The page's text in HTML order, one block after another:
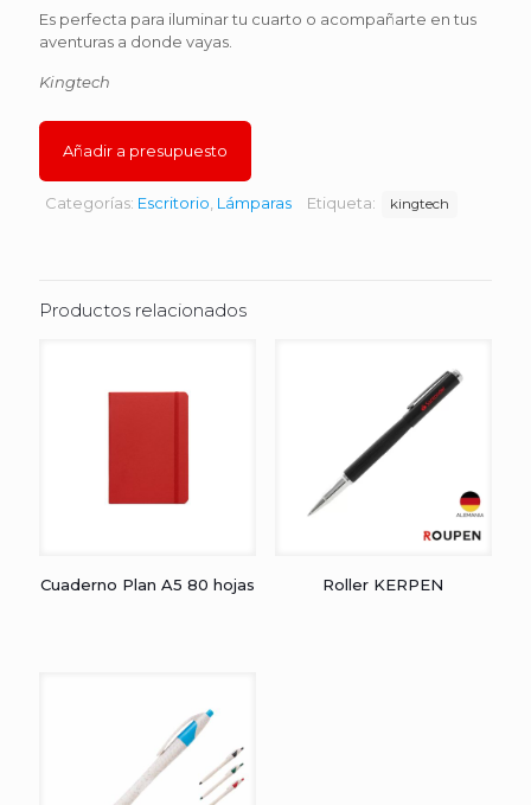
Es perfecta para iluminar tu cuarto o acompañarte en tus
aventuras a donde vayas.
Kingtech
Añadir a presupuesto
Categorías: Escritorio Lámparas Etiqueta: kingtech
Productos relacionados
Cuaderno Plan A5 80 hojas Roller KERPEN